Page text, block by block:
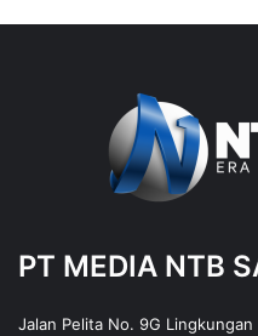
PT MEDIA NTB
Jalan Pelita No. 9G